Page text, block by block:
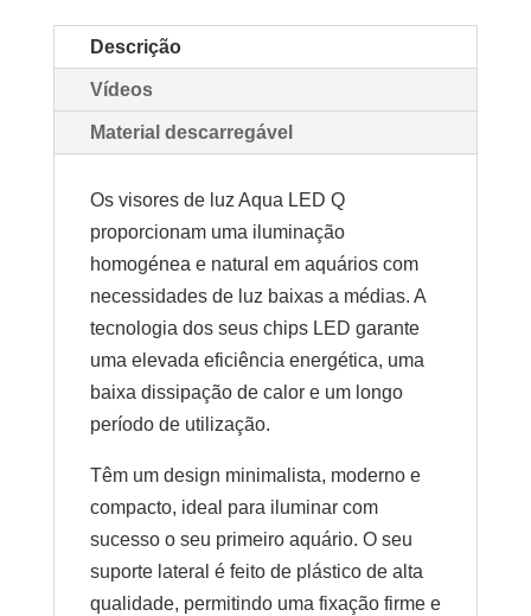
Descrição
Vídeos
Material descarregável
Os visores de luz Aqua LED Q
proporcionam uma iluminação
homogénea e natural em aquários com
necessidades de luz baixas a médias. A
tecnologia dos seus chips LED garante
uma elevada eficiência energética, uma
baixa dissipação de calor e um longo
período de utilização.
Têm um design minimalista, moderno e
compacto, ideal para iluminar com
sucesso o seu primeiro aquário. O seu
suporte lateral é feito de plástico de alta
qualidade, permitindo uma fixação firme e